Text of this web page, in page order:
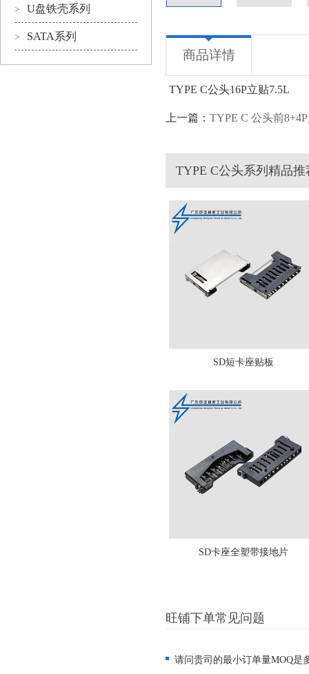
> U盘铁壳系列
> SATA系列
商品详情
TYPE C公头16P立贴7.5L
上一篇： TYPE C 公头前
TYPE C公头系列精品推
SD短卡座贴板
SD卡座全塑带接地片
旺铺下单常见问题
请问贵司的最小订单量MOQ是